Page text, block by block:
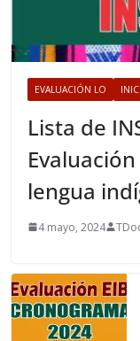
EVALUACIÓN LO
Lista de
lengua
4 mayo, 2024